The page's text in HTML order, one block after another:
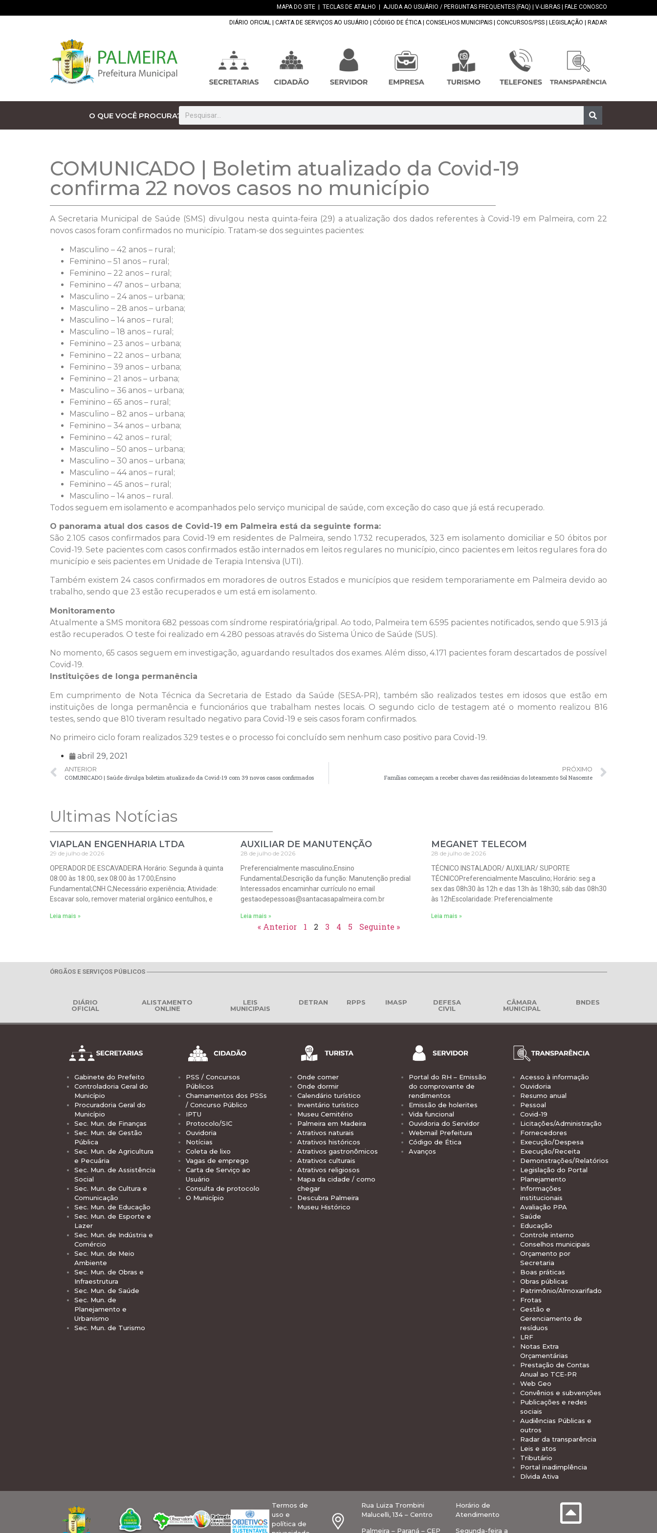
MAPA DO SITE TECLAS DE ATALHO AJUDA AO USUÁRIO / PERGUNTAS FREQUENTES (FAQ) V-LIBRAS FALE CONOSCO
DIÁRIO OFICIAL CARTA DE SERVIÇOS AO USUÁRIO CÓDIGO DE ÉTICA| CONSELHOS MUNICIPAIS CONCURSOS/PSS LEGISLAÇÃO RADAR
O QUE VOCÊ PROCURA?
COMUNICADO | Boletim atualizado da Covid-19
confirma 22 novos casos no município
A Secretaria Municipal de Saúde (SMS) divulgou nesta quinta-feira (29) a atualização dos dados referentes à Covid-19 em Palmeira, com 22
novos casos foram confirmados no município. Tratam-se dos seguintes pacientes:
Masculino – 42 anos – rural;
Feminino – 51 anos – rural;
Feminino – 22 anos – rural;
Feminino – 47 anos – urbana;
Masculino – 24 anos – urbana;
Masculino – 28 anos – urbana;
Masculino – 14 anos – rural;
Masculino – 18 anos – rural;
Feminino – 23 anos – urbana;
Feminino – 22 anos – urbana;
Feminino – 39 anos – urbana;
Feminino – 21 anos – urbana;
Masculino – 36 anos – urbana;
Feminino – 65 anos – rural;
Masculino – 82 anos – urbana;
Feminino – 34 anos – urbana;
Feminino – 42 anos – rural;
Masculino – 50 anos – urbana;
Masculino – 30 anos – urbana;
Masculino – 44 anos – rural;
Feminino – 45 anos – rural;
Masculino – 14 anos – rural.
Todos seguem em isolamento e acompanhados pelo serviço municipal de saúde, com exceção do caso que já está recuperado.
O panorama atual dos casos de Covid-19 em Palmeira está da seguinte forma:
São 2.105 casos confirmados para Covid-19 em residentes de Palmeira, sendo 1.732 recuperados, 323 em isolamento domiciliar e 50 óbitos por
Covid-19. Sete pacientes com casos confirmados estão internados em leitos regulares no município, cinco pacientes em leitos regulares fora do
município e seis pacientes em Unidade de Terapia Intensiva (UTI).
Também existem 24 casos confirmados em moradores de outros Estados e municípios que residem temporariamente em Palmeira devido ao
trabalho, sendo que 23 estão recuperados e um está em isolamento.
Monitoramento
Atualmente a SMS monitora 682 pessoas com síndrome respiratória/gripal. Ao todo, Palmeira tem 6.595 pacientes notificados, sendo que 5.913 já
estão recuperados. O teste foi realizado em 4.280 pessoas através do Sistema Único de Saúde (SUS).
No momento, 65 casos seguem em investigação, aguardando resultados dos exames. Além disso, 4.171 pacientes foram descartados de possível
Covid-19.
Instituições de longa permanência
Em cumprimento de Nota Técnica da Secretaria de Estado da Saúde (SESA-PR), também são realizados testes em idosos que estão em
instituições de longa permanência e funcionários que trabalham nestes locais. O segundo ciclo de testagem até o momento realizou 816
testes, sendo que 810 tiveram resultado negativo para Covid-19 e seis casos foram confirmados.
No primeiro ciclo foram realizados 329 testes e o processo foi concluído sem nenhum caso positivo para Covid-19.
abril 29, 2021
ANTERIOR
COMUNICADO | Saúde divulga boletim atualizado da Covid-19 com 39 novos casos confirmados
PRÓXIMO
Famílias começam a receber chaves das residências do loteamento Sol Nascente
Ultimas Notícias
VIAPLAN ENGENHARIA LTDA
29 de julho de 2026
OPERADOR DE ESCAVADEIRA Horário: Segunda à quinta
08:00 às 18:00, sex 08:00 às 17:00;Ensino
Fundamental;CNH C;Necessário experiência; Atividade:
Escavar solo, remover material orgânico eentulhos, e
Leia mais »
AUXILIAR DE MANUTENÇÃO
28 de julho de 2026
Preferencialmente masculino;Ensino
Fundamental;Descrição da função: Manutenção predial
Interessados encaminhar currículo no email
gestaodepessoas@santacasapalmeira.com.br
Leia mais »
MEGANET TELECOM
28 de julho de 2026
TÉCNICO INSTALADOR/ AUXILIAR/ SUPORTE
TÉCNICOPreferencialmente Masculino; Horário: seg a
sex das 08h30 às 12h e das 13h às 18h30; sáb das 08h30
às 12hEscolaridade: Preferencialmente
Leia mais »
« Anterior 1 2 3 4 5 Seguinte »
ÓRGÃOS E SERVIÇOS PÚBLICOS
DIÁRIO
OFICIAL
ALISTAMENTO
ONLINE
LEIS
MUNICIPAIS
DETRAN RPPS IMASP
DEFESA
CIVIL
CÂMARA
MUNICIPAL
BNDES
Gabinete do Prefeito
Controladoria Geral do
Município
Procuradoria Geral do
Município
Sec. Mun. de Finanças
Sec. Mun. de Gestão
Pública
Sec. Mun. de Agricultura
e Pecuária
Sec. Mun. de Assistência
Social
Sec. Mun. de Cultura e
Comunicação
Sec. Mun. de Educação
Sec. Mun. de Esporte e
Lazer
Sec. Mun. de Indústria e
Comércio
Sec. Mun. de Meio
Ambiente
Sec. Mun. de Obras e
Infraestrutura
Sec. Mun. de Saúde
Sec. Mun. de
Planejamento e
Urbanismo
Sec. Mun. de Turismo
PSS / Concursos
Públicos
Chamamentos dos PSSs
/ Concurso Público
IPTU
Protocolo/SIC
Ouvidoria
Notícias
Coleta de lixo
Vagas de emprego
Carta de Serviço ao
Usuário
Consulta de protocolo
O Município
Onde comer
Onde dormir
Calendário turístico
Inventário turístico
Museu Cemitério
Palmeira em Madeira
Atrativos naturais
Atrativos históricos
Atrativos gastronômicos
Atrativos culturais
Atrativos religiosos
Mapa da cidade / como
chegar
Descubra Palmeira
Museu Histórico
Portal do RH – Emissão
do comprovante de
rendimentos
Emissão de holerites
Vida funcional
Ouvidoria do Servidor
Webmail Prefeitura
Código de Ética
Avanços
Acesso à informação
Ouvidoria
Resumo anual
Pessoal
Covid-19
Licitações/Administração
Fornecedores
Execução/Despesa
Execução/Receita
Demonstrações/Relatórios
Legislação do Portal
Planejamento
Informações
institucionais
Avaliação PPA
Saúde
Educação
Controle interno
Conselhos municipais
Orçamento por
Secretaria
Boas práticas
Obras públicas
Patrimônio/Almoxarifado
Frotas
Gestão e
Gerenciamento de
resíduos
LRF
Notas Extra
Orçamentárias
Prestação de Contas
Anual ao TCE-PR
Web Geo
Convênios e subvenções
Publicações e redes
sociais
Audiências Públicas e
outros
Radar da transparência
Leis e atos
Tributário
Portal inadimplência
Dívida Ativa
Termos de
uso e
política de
Rua Luiza Trombini
Malucelli, 134 – Centro
Palmeira – Paraná – CEP
Horário de
Atendimento
Segunda-feira a